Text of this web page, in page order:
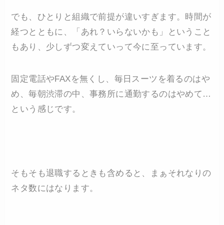
でも、ひとりと組織で前提が違いすぎます。時間が
経つとともに、「あれ？いらないかも」ということ
もあり、少しずつ変えていって今に至っています。
固定電話やFAXを無くし、毎日スーツを着るのはや
め、毎朝渋滞の中、事務所に通勤するのはやめて…
という感じです。
そもそも退職するときも含めると、まぁそれなりの
ネタ数にはなります。